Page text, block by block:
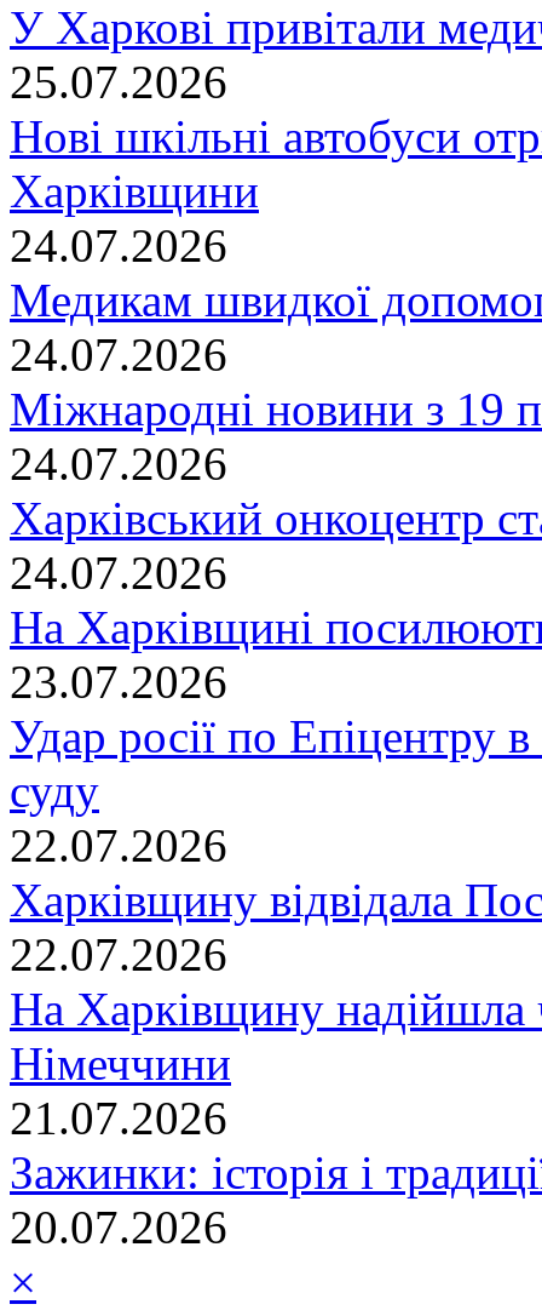
У Харкові привітали
25.07.2026
Нові шкільні автобуси
Харківщини
24.07.2026
Медикам швидкої
24.07.2026
Міжнародні новини з 19
24.07.2026
Харківський онкоцентр
24.07.2026
На Харківщині
23.07.2026
Удар росії по Епіцентру
суду
22.07.2026
Харківщину відвідала
22.07.2026
На Харківщину надійшла
Німеччини
21.07.2026
Зажинки: історія і
20.07.2026
×